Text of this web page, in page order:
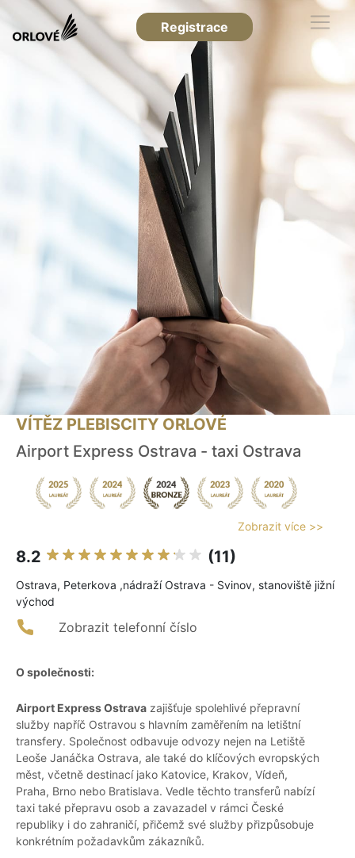
Registrace
VÍTĚZ PLEBISCITY ORLOVÉ
Airport Express Ostrava - taxi Ostrava
Zobrazit více >>
8.2 (11)
Ostrava, Peterkova ,nádraží Ostrava - Svinov, stanoviště jižní
východ
Zobrazit telefonní číslo
O společnosti:
Airport Express Ostrava zajišťuje spolehlivé přepravní
služby napříč Ostravou s hlavním zaměřením na letištní
transfery. Společnost odbavuje odvozy nejen na Letiště
Leoše Janáčka Ostrava, ale také do klíčových evropských
měst, včetně destinací jako Katovice, Krakov, Vídeň,
Praha, Brno nebo Bratislava. Vedle těchto transferů nabízí
taxi také přepravu osob a zavazadel v rámci České
republiky i do zahraničí, přičemž své služby přizpůsobuje
konkrétním požadavkům zákazníků.